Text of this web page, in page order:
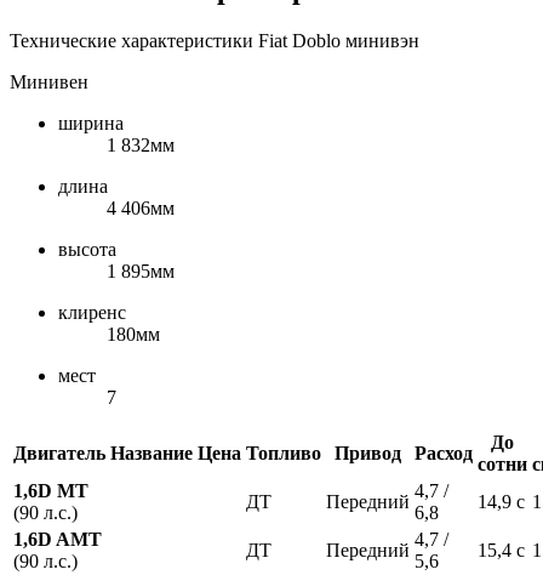
Технические характеристики Fiat Doblo минивэн
Минивен
ширина
1 832мм
длина
4 406мм
высота
1 895мм
клиренс
180мм
мест
7
Двигатель Название Цена Топливо Привод Расход
До
сотни
1,6D MT
(90 л.с.)
ДТ Передний
4,7 /
6,8
14,9 с
1,6D AMT
(90 л.с.)
ДТ Передний
4,7 /
5,6
15,4 с